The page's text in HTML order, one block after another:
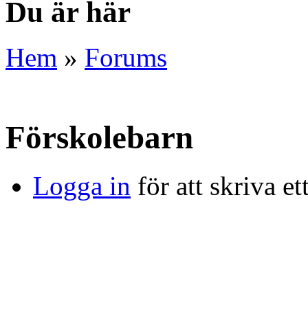
Du är här
Hem » Forums
Förskolebarn
Logga in för att skriva